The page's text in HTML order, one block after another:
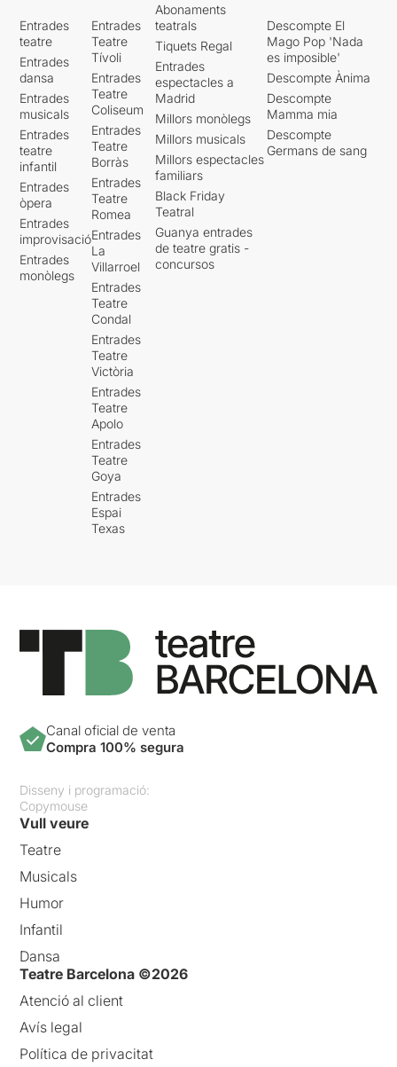
Entrades
teatre
Entrades
dansa
Entrades
musicals
Entrades
teatre
infantil
Entrades
òpera
Entrades
improvisació
Entrades
monòlegs
Entrades
Teatre
Tívoli
Entrades
Teatre
Coliseum
Entrades
Teatre
Borràs
Entrades
Teatre
Romea
Entrades
La
Villarroel
Entrades
Teatre
Condal
Entrades
Teatre
Victòria
Entrades
Teatre
Apolo
Entrades
Teatre
Goya
Entrades
Espai
Texas
Abonaments
teatrals
Tiquets Regal
Entrades
espectacles a
Madrid
Millors monòlegs
Millors musicals
Millors espectacles
familiars
Black Friday
Teatral
Guanya entrades
de teatre gratis -
concursos
Descompte El
Mago Pop 'Nada
es imposible'
Descompte Ànima
Descompte
Mamma mia
Descompte
Germans de sang
Canal oficial de venta
Compra 100% segura
Disseny i programació:
Copymouse
Vull veure
Teatre
Musicals
Humor
Infantil
Dansa
Teatre Barcelona ©2026
Atenció al client
Avís legal
Política de privacitat